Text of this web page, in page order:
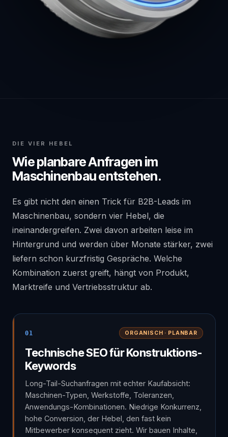
DIE VIER HEBEL
Wie planbare Anfragen im
Maschinenbau entstehen.
Es gibt nicht den einen Trick für B2B-Leads im
Maschinenbau, sondern vier Hebel, die
ineinandergreifen. Zwei davon arbeiten leise im
Hintergrund und werden über Monate stärker, zwei
liefern schon kurzfristig Gespräche. Welche
Kombination zuerst greift, hängt von Produkt,
Marktreife und Vertriebsstruktur ab.
01 ORGANISCH · PLANBAR
Technische SEO für Konstruktions-
Keywords
Long-Tail-Suchanfragen mit echter Kaufabsicht:
Maschinen-Typen, Werkstoffe, Toleranzen,
Anwendungs-Kombinationen. Niedrige Konkurrenz,
hohe Conversion, der Hebel, den fast kein
Mitbewerber konsequent zieht. Wir bauen Inhalte,